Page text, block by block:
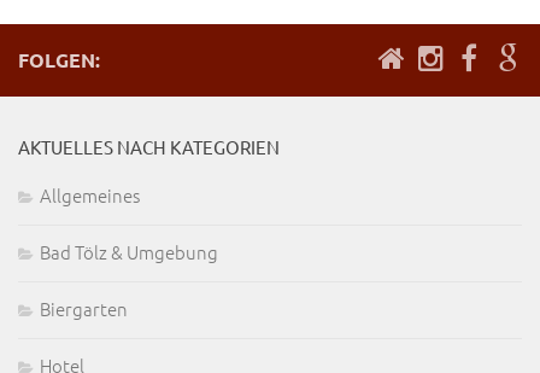
FOLGEN:
AKTUELLES NACH KATEGORIEN
Allgemeines
Bad Tölz & Umgebung
Biergarten
Hotel